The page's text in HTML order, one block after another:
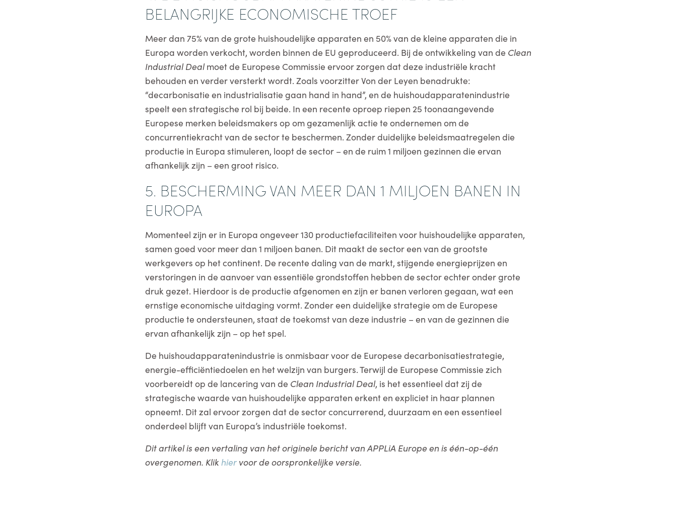
BELANGRIJKE ECONOMISCHE TROEF
Meer dan 75% van de grote huishoudelijke apparaten en 50% van de kleine apparaten die in
Europa worden verkocht, worden binnen de EU geproduceerd. Bij de ontwikkeling van de Clean
Industrial Dealmoet de Europese Commissie ervoor zorgen dat deze industriële kracht
behouden en verder versterkt wordt. Zoals voorzitter Von der Leyen benadrukte:
“decarbonisatie en industrialisatie gaan hand in hand”, en de huishoudapparatenindustrie
speelt een strategische rol bij beide. In een recente oproep riepen 25 toonaangevende
Europese merken beleidsmakers op om gezamenlijk actie te ondernemen om de
concurrentiekracht van de sector te beschermen. Zonder duidelijke beleidsmaatregelen die
productie in Europa stimuleren, loopt de sector – en de ruim 1 miljoen gezinnen die ervan
afhankelijk zijn – een groot risico.
5. BESCHERMING VAN MEER DAN 1 MILJOEN BANEN IN
EUROPA
Momenteel zijn er in Europa ongeveer 130 productiefaciliteiten voor huishoudelijke apparaten,
samen goed voor meer dan 1 miljoen banen. Dit maakt de sector een van de grootste
werkgevers op het continent. De recente daling van de markt, stijgende energieprijzen en
verstoringen in de aanvoer van essentiële grondstoffen hebben de sector echter onder grote
druk gezet. Hierdoor is de productie afgenomen en zijn er banen verloren gegaan, wat een
ernstige economische uitdaging vormt. Zonder een duidelijke strategie om de Europese
productie te ondersteunen, staat de toekomst van deze industrie – en van de gezinnen die
ervan afhankelijk zijn – op het spel.
De huishoudapparatenindustrie is onmisbaar voor de Europese decarbonisatiestrategie,
energie-efficiëntiedoelen en het welzijn van burgers. Terwijl de Europese Commissie zich
voorbereidt op de lancering van de Clean Industrial Deal, is het essentieel dat zij de
strategische waarde van huishoudelijke apparaten erkent en expliciet in haar plannen
opneemt. Dit zal ervoor zorgen dat de sector concurrerend, duurzaam en een essentieel
onderdeel blijft van Europa’s industriële toekomst.
Dit artikel is een vertaling van het originele bericht van APPLiA Europe en is één-op-één
overgenomen. Klikhier voor de oorspronkelijke versie.